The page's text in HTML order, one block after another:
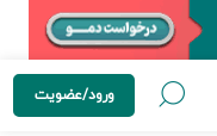
ورود/عضویت